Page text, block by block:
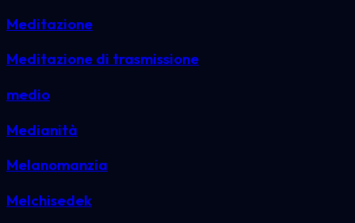
Meditazione
Meditazione di trasmissione
medio
Medianità
Melanomanzia
Melchisedek